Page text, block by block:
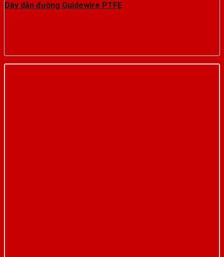
Dây dẫn đường Guidewire PTFE